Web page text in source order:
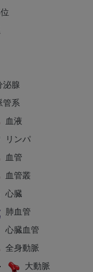
泌腺
管系
血液
リンパ
血管
血管叢
心臓
肺血管
心臓血管
全身動脈
大動脈